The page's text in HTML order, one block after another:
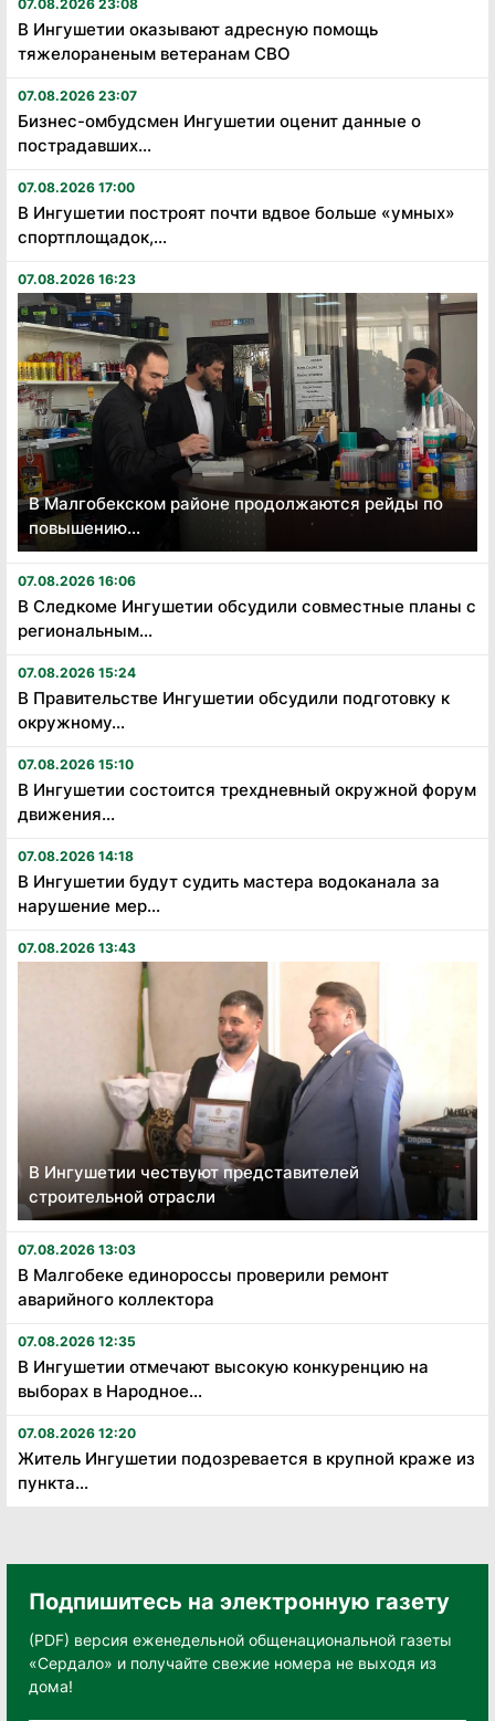
07.08.2026 23:08
В Ингушетии оказывают адресную помощь
тяжелораненым ветеранам СВО
07.08.2026 23:07
Бизнес-омбудсмен Ингушетии оценит данные о
пострадавших...
07.08.2026 17:00
В Ингушетии построят почти вдвое больше «умных»
спортплощадок,...
07.08.2026 16:23
В Малгобекском районе продолжаются рейды по
повышению...
07.08.2026 16:06
В Следкоме Ингушетии обсудили совместные планы с
региональным...
07.08.2026 15:24
В Правительстве Ингушетии обсудили подготовку к
окружному...
07.08.2026 15:10
В Ингушетии состоится трехдневный окружной форум
движения...
07.08.2026 14:18
В Ингушетии будут судить мастера водоканала за
нарушение мер...
07.08.2026 13:43
В Ингушетии чествуют представителей
строительной отрасли
07.08.2026 13:03
В Малгобеке единороссы проверили ремонт
аварийного коллектора
07.08.2026 12:35
В Ингушетии отмечают высокую конкуренцию на
выборах в Народное...
07.08.2026 12:20
Житель Ингушетии подозревается в крупной краже из
пункта...
Подпишитесь на электронную газету
(PDF) версия еженедельной общенациональной газеты
«Сердало» и получайте свежие номера не выходя из
дома!